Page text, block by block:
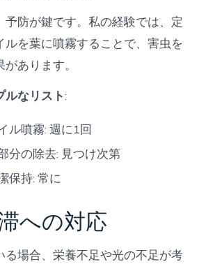
予防が鍵です。私の経験では、定
ルを葉に噴霧することで、害虫を
あります。
ルなリスト:
ル噴霧: 週に1回
分の除去: 見つけ次第
保持: 常に
への対応
る場合、栄養不足や光の不足が考